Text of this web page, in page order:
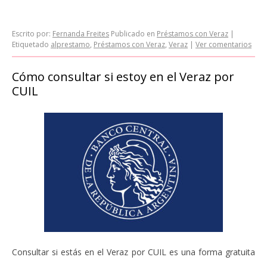
Escrito por: Fernanda Freites Publicado en Préstamos con Veraz |
Etiquetado alprestamo, Préstamos con Veraz, Veraz | Ver comentarios
Cómo consultar si estoy en el Veraz por
CUIL
Consultar si estás en el Veraz por CUIL es una forma gratuita